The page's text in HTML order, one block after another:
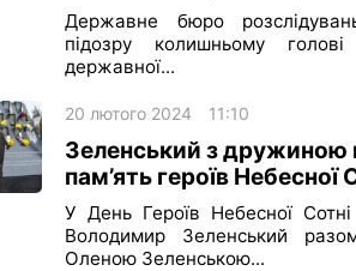
Державне бюро
підозру колишньому голові
державної...
20 лютого 2024 11:10
Зеленський з дружиною
пам’ять героїв Небесної
У День Героїв Небесної Сотні
Володимир Зеленський
Оленою Зеленською...